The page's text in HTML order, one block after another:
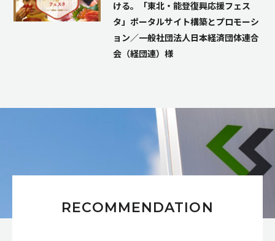
ける。「東北・能登復興応援フェス
タ」ポータルサイト構築とプロモーシ
ョン／一般社団法人日本経済団体連合
会（経団連）様
RECOMMENDATION